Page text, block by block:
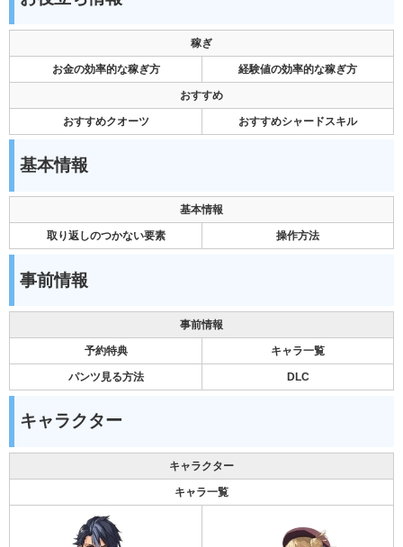
稼ぎ
お金の効率的な稼ぎ方 経験値の効率的な稼ぎ方
おすすめ
おすすめクオーツ おすすめシャードスキル
基本情報
基本情報
取り返しのつかない要素 操作方法
事前情報
事前情報
予約特典 キャラ一覧
パンツ見る方法 DLC
キャラクター
キャラクター
キャラ一覧